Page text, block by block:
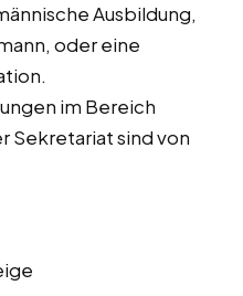
Ausbildung,
oder eine
im Bereich
Sekretariat sind von